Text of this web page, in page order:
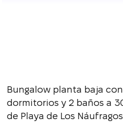
Bungalow planta baja
dormitorios y 2 baños a
de Playa de Los Náufragos